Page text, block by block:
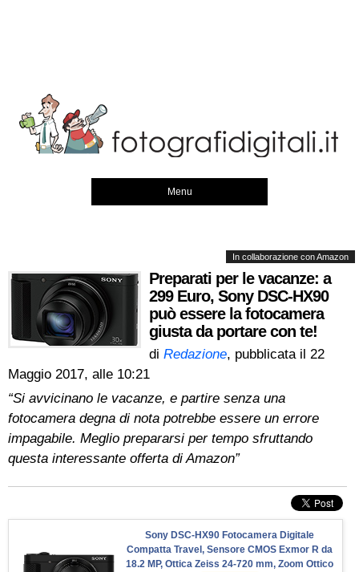
Menu
In collaborazione con Amazon
Preparati per le vacanze: a
299 Euro, Sony DSC-HX90
può essere la fotocamera
giusta da portare con te!
di Redazione, pubblicata il 22
Maggio 2017, alle 10:21
“Si avvicinano le vacanze, e partire senza una
fotocamera degna di nota potrebbe essere un errore
impagabile. Meglio prepararsi per tempo sfruttando
questa interessante offerta di Amazon”
Sony DSC-HX90 Fotocamera Digitale
Compatta Travel, Sensore CMOS Exmor R da
18.2 MP, Ottica Zeiss 24-720 mm, Zoom Ottico